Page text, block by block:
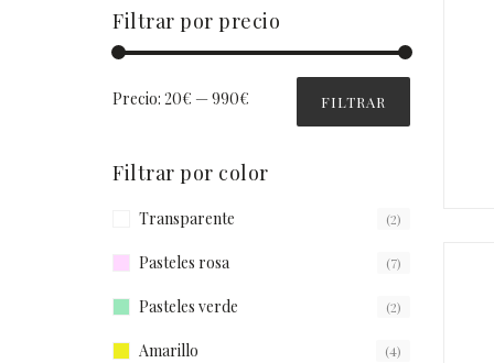
Filtrar por precio
FILTRAR
Precio: 20€ —990€
Filtrar por color
Transparente (2)
Pasteles rosa (7)
Pasteles verde (2)
Amarillo (4)